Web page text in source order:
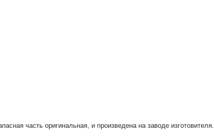
часть оригинальная, и произведена на заводе изготовителя.